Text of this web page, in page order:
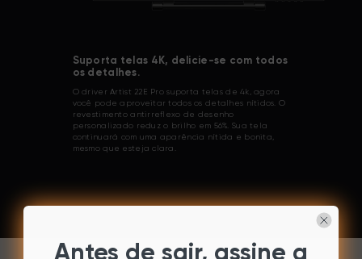
Suporta telas 4K, delicie-se com todos
os detalhes.
O driver Artist 22E Pro suporta telas de 4k, agora
você pode aproveitar todos os detalhes nítidos. O
revestimento antirreflexo de desenho
personalizado reduz o brilho em 56%. Sua tela
continuará com uma aparência nítida e bonita,
mesmo que esteja clara.
Antes de sair, assine a